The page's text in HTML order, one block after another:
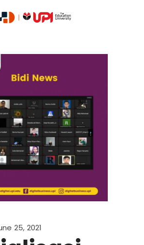
25, 2021